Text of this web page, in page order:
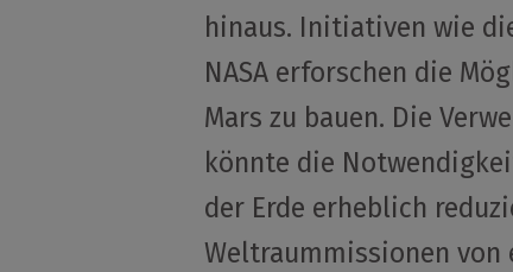
hinaus. Initiativen wie
NASA erforschen die
Mars zu bauen. Die
könnte die
der Erde erheblich
Weltraummissionen